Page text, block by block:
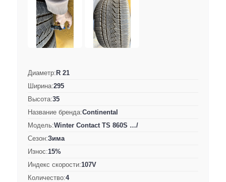
Диаметр:R 21
Ширина:295
Высота:35
Название бренда:Continental
Модель:Winter Contact TS 860S …/
Сезон:Зима
Износ:15%
Индекс скорости:107V
Количество:4